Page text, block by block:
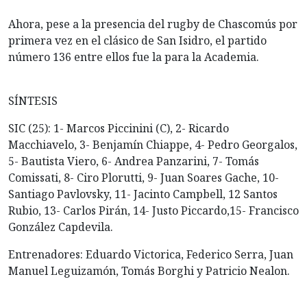
Ahora, pese a la presencia del rugby de Chascomús por
primera vez en el clásico de San Isidro, el partido
número 136 entre ellos fue la para la Academia.
SÍNTESIS
SIC (25): 1- Marcos Piccinini (C), 2- Ricardo
Macchiavelo, 3- Benjamín Chiappe, 4- Pedro Georgalos,
5- Bautista Viero, 6- Andrea Panzarini, 7- Tomás
Comissati, 8- Ciro Plorutti, 9- Juan Soares Gache, 10-
Santiago Pavlovsky, 11- Jacinto Campbell, 12 Santos
Rubio, 13- Carlos Pirán, 14- Justo Piccardo,15- Francisco
González Capdevila.
Entrenadores: Eduardo Victorica, Federico Serra, Juan
Manuel Leguizamón, Tomás Borghi y Patricio Nealon.